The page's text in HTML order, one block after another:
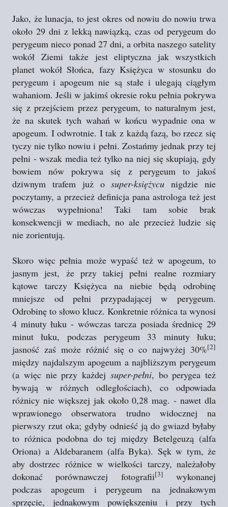
Jako, że lunacja, to jest okres od nowiu do nowiu trwa
około 29 dni z lekką nawiązką, czas od perygeum do
perygeum nieco ponad 27 dni, a orbita naszego satelity
wokół Ziemi także jest eliptyczna jak wszystkich
planet wokół Słońca, fazy Księżyca w stosunku do
perygeum i apogeum nie są stałe i ulegają ciągłym
wahaniom. Jeśli w jakimś okresie roku pełnia pokrywa
się z przejściem przez perygeum, to naturalnym jest,
że na skutek tych wahań w końcu wypadnie ona w
apogeum. I odwrotnie. I tak z każdą fazą, bo rzecz się
tyczy nie tylko nowiu i pełni. Zostańmy jednak przy tej
pełni - wszak media też tylko na niej się skupiają, gdy
bowiem nów pokrywa się z perygeum to jakoś
dziwnym trafem już osuper-księżycu nigdzie nie
poczytamy, a przecież definicja pana astrologa też jest
wówczas wypełniona! Taki tam sobie brak
konsekwencji w mediach, no ale przecież ludzie się
nie zorientują.
Skoro więc pełnia może wypaść też w apogeum, to
jasnym jest, że przy takiej pełni realne rozmiary
kątowe tarczy Księżyca na niebie będą odrobinę
mniejsze od pełni przypadającej w perygeum.
Odrobinę to słowo klucz. Konkretnie różnica ta wynosi
4 minuty łuku - wówczas tarcza posiada średnicę 29
minut łuku, podczas perygeum 33 minuty łuku;
jasność zaś może różnić się o co najwyżej 30%[2]
między najdalszym apogeum a najbliższym perygeum
(a więc nie przy każdej super-pełni, bo perygea też
bywają w różnych odległościach), co odpowiada
różnicy nie większej jak około 0,28 mag. - nawet dla
wprawionego obserwatora trudno widocznej na
pierwszy rzut oka; gdyby odnieść ją do gwiazd byłaby
to różnica podobna do tej między Betelgeuzą (alfa
Oriona) a Aldebaranem (alfa Byka). Sęk w tym, że
aby dostrzec różnice w wielkości tarczy, należałoby
dokonać porównawczej fotografii[3]
wykonanej
podczas apogeum i perygeum na jednakowym
sprzęcie, jednakowym powiększeniu i przy tych